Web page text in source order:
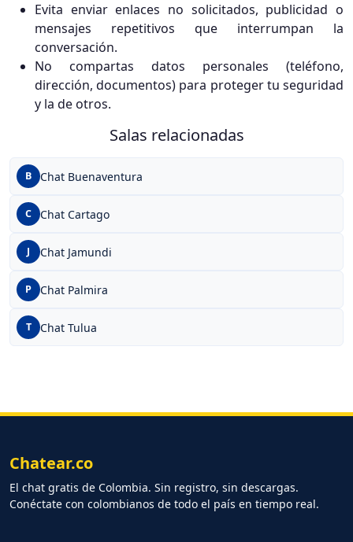
Evita enviar enlaces no solicitados, publicidad o
mensajes repetitivos que interrumpan la
conversación.
No compartas datos personales (teléfono,
dirección, documentos) para proteger tu seguridad
y la de otros.
Salas relacionadas
B Chat Buenaventura
C Chat Cartago
J Chat Jamundi
P Chat Palmira
T Chat Tulua
Chatear.co
El chat gratis de Colombia. Sin registro, sin descargas.
Conéctate con colombianos de todo el país en tiempo real.